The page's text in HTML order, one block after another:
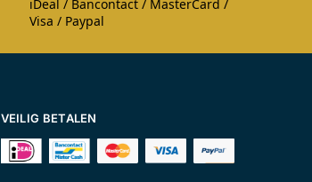
iDeal / Bancontact / MasterCard /
Visa / Paypal
VEILIG BETALEN